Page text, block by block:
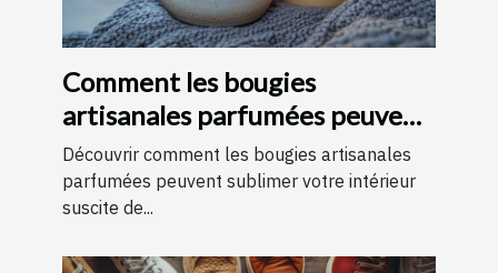
Comment les bougies
artisanales parfumées peuvent
améliorer votre intérieur
Découvrir comment les bougies artisanales
parfumées peuvent sublimer votre intérieur
suscite de...